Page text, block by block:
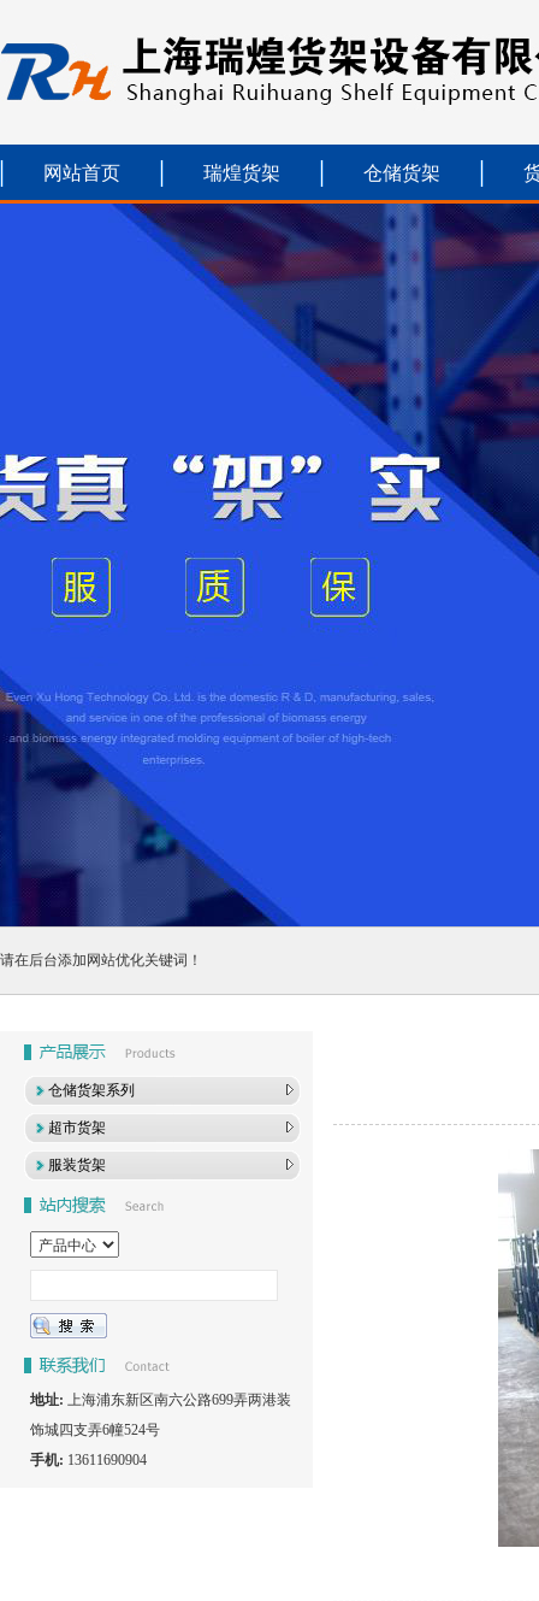
网站首页 瑞煌货架 仓储货架
请在后台添加网站优化关键词！
仓储货架系列
超市货架
服装货架
地址: 上海浦东新区南六公路699弄两港装
饰城四支弄6幢524号
手机: 13611690904